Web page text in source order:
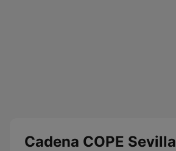
Cadena COPE Sevilla